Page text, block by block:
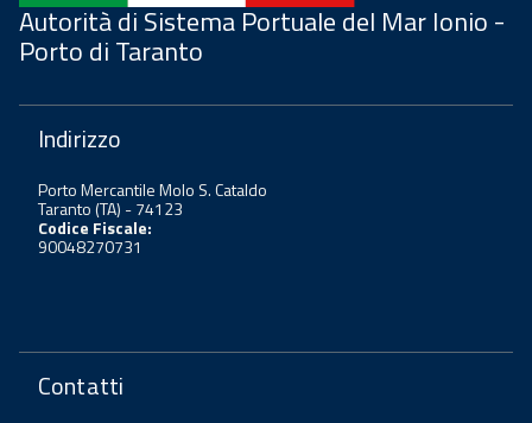
Autorità di Sistema Portuale del Mar Ionio -
Porto di Taranto
Indirizzo
Porto Mercantile Molo S. Cataldo
Taranto (TA) - 74123
Codice Fiscale:
90048270731
Contatti